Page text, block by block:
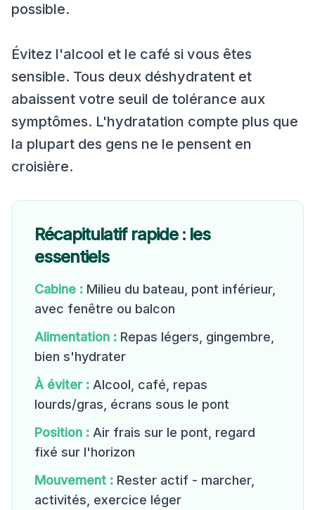
possible.
Évitez l'alcool et le café si vous êtes
sensible. Tous deux déshydratent et
abaissent votre seuil de tolérance aux
symptômes. L'hydratation compte plus que
la plupart des gens ne le pensent en
croisière.
Récapitulatif rapide : les
essentiels
Cabine : Milieu du bateau, pont inférieur,
avec fenêtre ou balcon
Alimentation : Repas légers, gingembre,
bien s'hydrater
À éviter : Alcool, café, repas
lourds/gras, écrans sous le pont
Position : Air frais sur le pont, regard
fixé sur l'horizon
Mouvement : Rester actif - marcher,
activités, exercice léger